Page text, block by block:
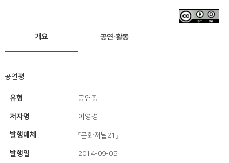
개요 공연·활동
공연평
유형 공연평
저자명 이영경
발행매체 『문화저널21』
발행일 2014-09-05